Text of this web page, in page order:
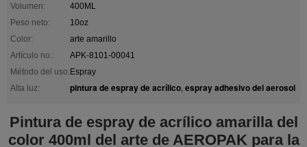
Volumen:
400ML
Peso neto:
10oz
Color:
arte amarillo
Artículo no.:
APK-8101-00041
Método del uso:Espray
Alta luz:
pintura de espray de acrílico, espray adhesivo del aerosol
Pintura de espray de acrílico amarilla del
color 400ml del arte de AEROPAK para la